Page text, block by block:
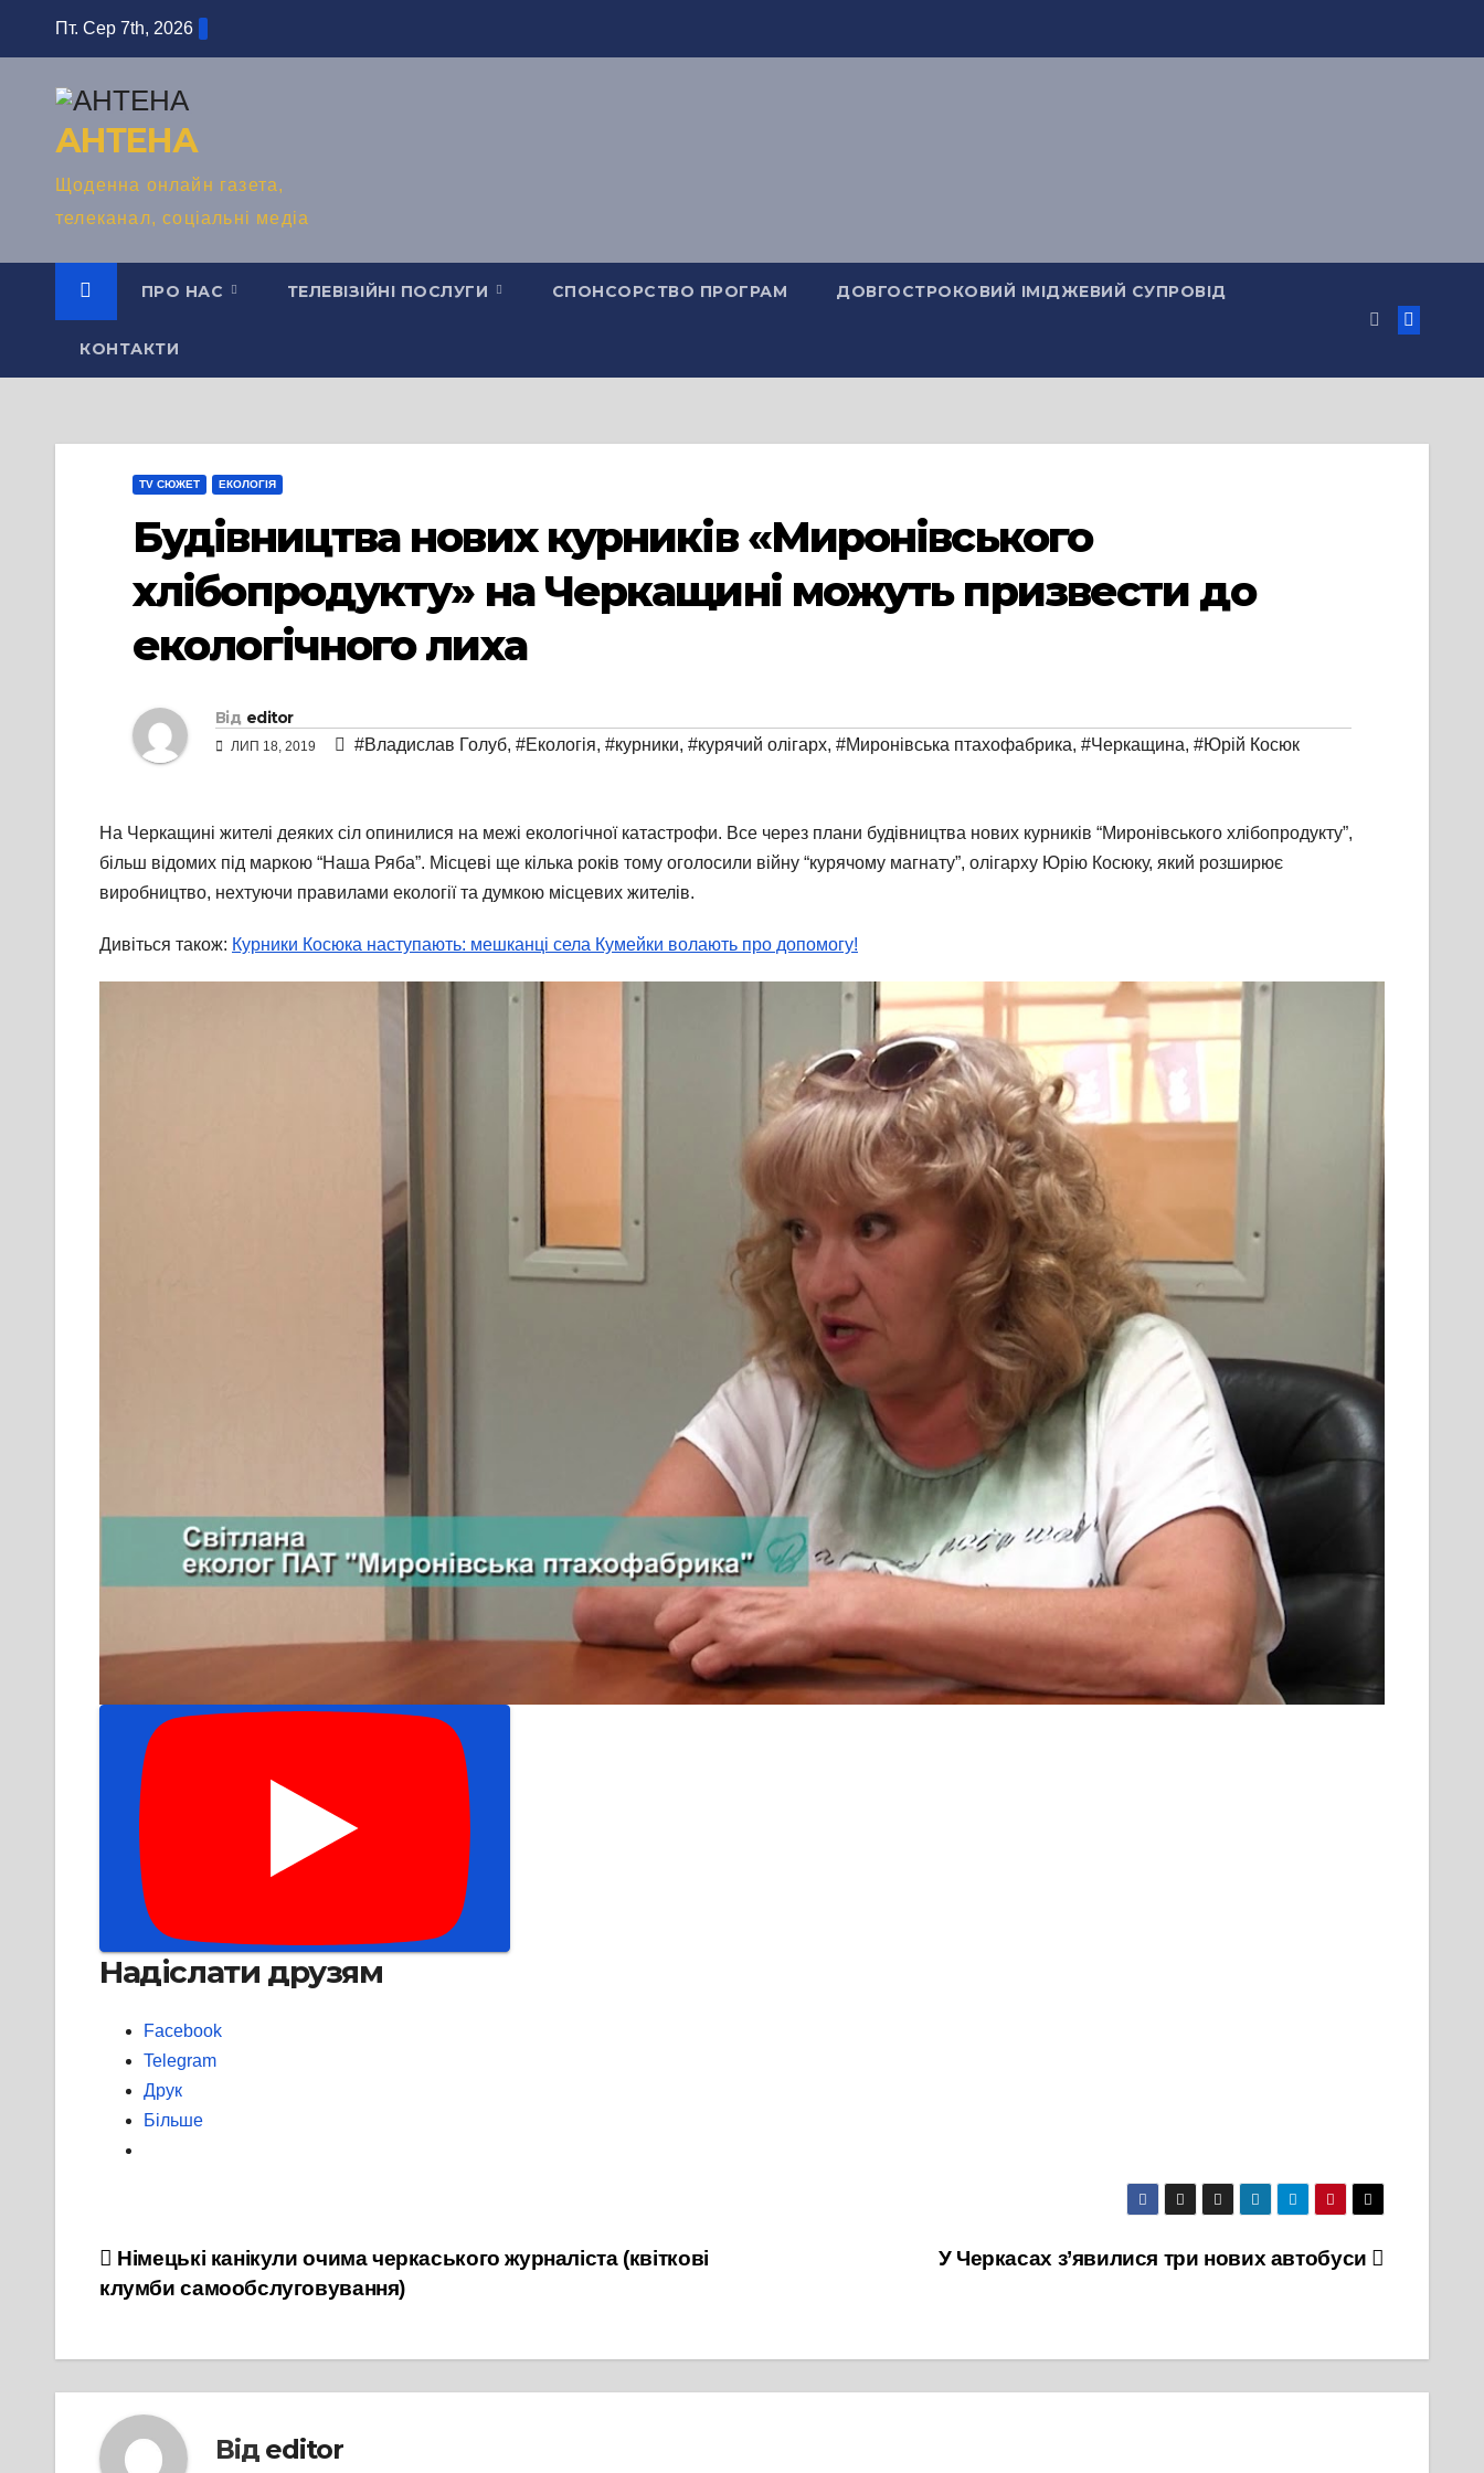
Пт. Сер 7th, 2026
АНТЕНА
Щоденна онлайн газета,
телеканал, соціальні медіа
ПРО НАС ТЕЛЕВІЗІЙНІ ПОСЛУГИ СПОНСОРСТВО ПРОГРАМ ДОВГОСТРОКОВИЙ ІМІДЖЕВИЙ СУПРОВІД
КОНТАКТИ
TV СЮЖЕТ ЕКОЛОГІЯ
Будівництва нових курників «Миронівського
хлібопродукту» на Черкащині можуть призвести до
екологічного лиха
Від editor
ЛИП 18, 2019 #Владислав Голуб, #Екологія, #курники, #курячий олігарх, #Миронівська птахофабрика, #Черкащина, #Юрій Косюк
На Черкащині жителі деяких сіл опинилися на межі екологічної катастрофи. Все через плани будівництва нових курників “Миронівського хлібопродукту”,
більш відомих під маркою “Наша Ряба”. Місцеві ще кілька років тому оголосили війну “курячому магнату”, олігарху Юрію Косюку, який розширює
виробництво, нехтуючи правилами екології та думкою місцевих жителів.
Дивіться також: Курники Косюка наступають: мешканці села Кумейки волають про допомогу!
Надіслати друзям
Facebook
Telegram
Друк
Більше
Навігація
записів
У Черкасах з’явилися три нових автобуси
Німецькі канікули очима черкаського журналіста (квіткові
клумби самообслуговування)
Від editor